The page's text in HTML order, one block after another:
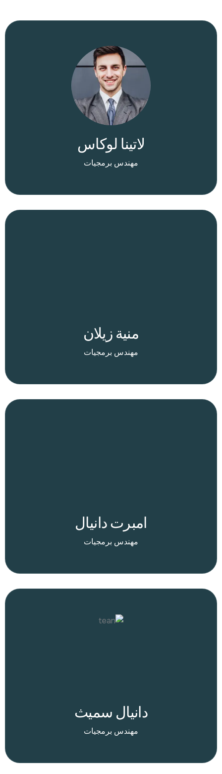
لاتينا لوكاس
مهندس برمجيات
منية زيلان
مهندس برمجيات
امبرت دانيال
مهندس برمجيات
دانيال سميث
مهندس برمجيات